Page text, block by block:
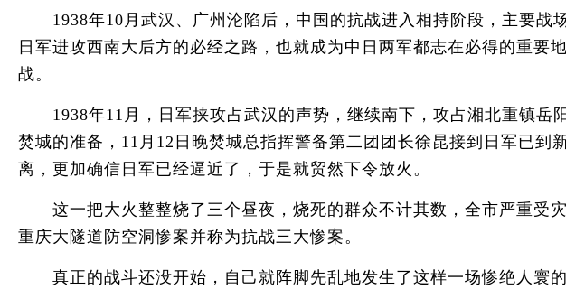
1938年10月武汉、广州沦陷后，中国的抗战进入相持阶段，主要战
日军进攻西南大后方的必经之路，也就成为中日两军都志在必得的重
战。
1938年11月，日军挟攻占武汉的声势，继续南下，攻占湘北重镇岳
焚城的准备，11月12日晚焚城总指挥警备第二团团长徐昆接到日军已
离，更加确信日军已经逼近了，于是就贸然下令放火。
这一把大火整整烧了三个昼夜，烧死的群众不计其数，全市严重受
重庆大隧道防空洞惨案并称为抗战三大惨案。
真正的战斗还没开始，自己就阵脚先乱地发生了这样一场惨绝人寰的